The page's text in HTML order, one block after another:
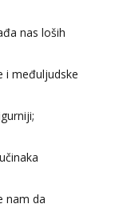
nas loših
i međuljudske
nam da